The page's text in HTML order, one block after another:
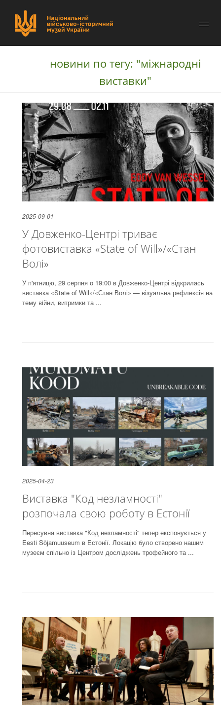
новини по тегу: "міжнародні
виставки"
2025-09-01
У Довженко-Центрі триває
фотовиставка «State of Will»/«Стан
Волі»
У п'ятницю, 29 серпня о 19:00 в Довженко-Центрі відкрилась
виставка «State of Will»/«Стан Волі» — візуальна рефлексія на
тему вiйни, витримки та ...
2025-04-23
Виставка "Код незламності"
розпочала свою роботу в Естонії
Пересувна виставка "Код незламності" тепер експонується у
Eesti Sõjamuuseum в Естонії. Локацію було створено нашим
музеєм спільно із Центром досліджень трофейного та ...